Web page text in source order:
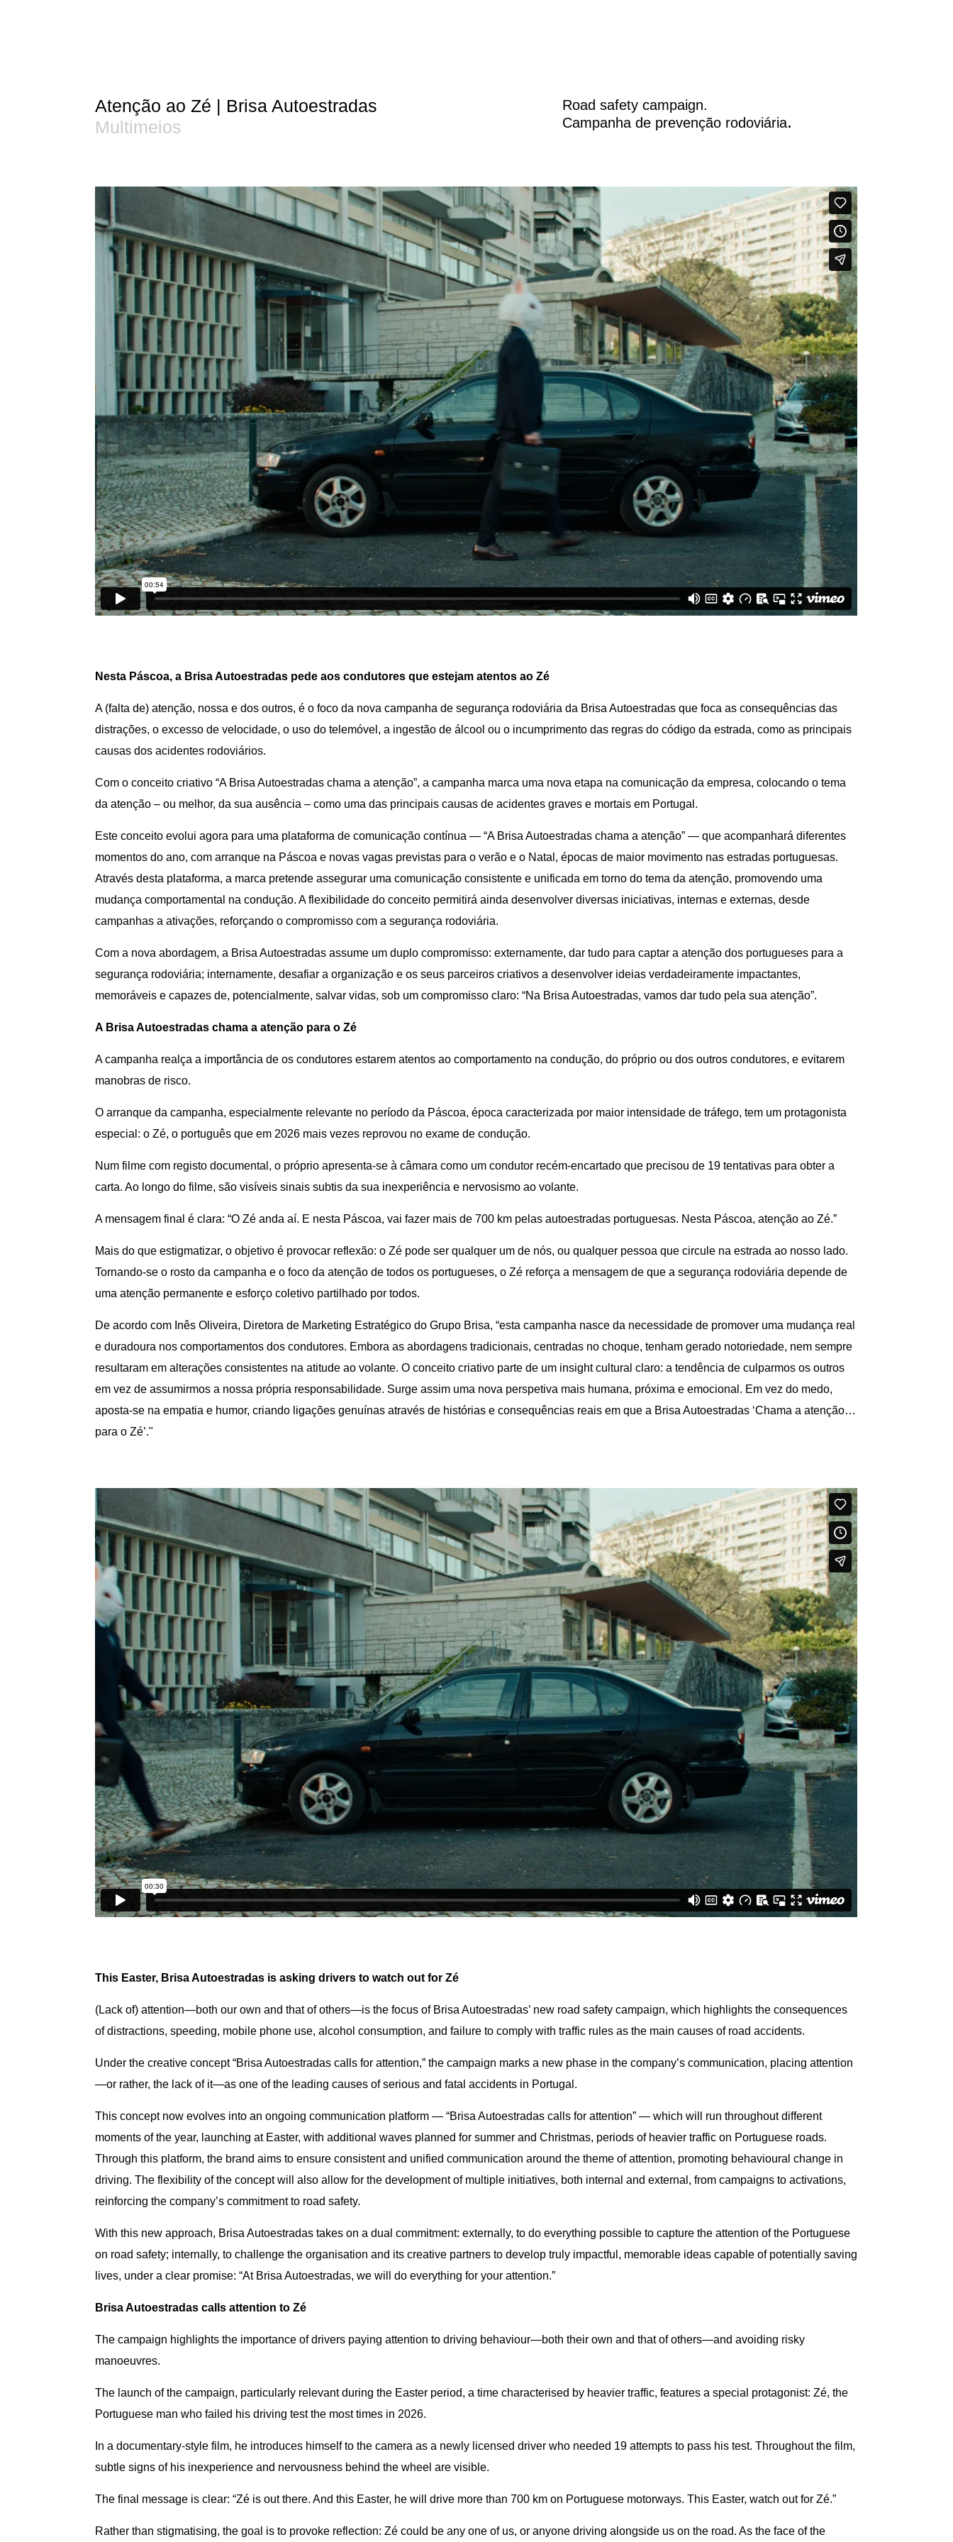
Atenção ao Zé | Brisa Autoestradas
Multimeios
Road safety campaign.
Campanha de prevenção rodoviária.
Nesta Páscoa, a Brisa Autoestradas pede aos condutores que estejam atentos ao Zé
A (falta de) atenção, nossa e dos outros, é o foco da nova campanha de segurança rodoviária da Brisa Autoestradas que foca as consequências das
distrações, o excesso de velocidade, o uso do telemóvel, a ingestão de álcool ou o incumprimento das regras do código da estrada, como as principais
causas dos acidentes rodoviários.
Com o conceito criativo “A Brisa Autoestradas chama a atenção”, a campanha marca uma nova etapa na comunicação da empresa, colocando o tema
da atenção – ou melhor, da sua ausência – como uma das principais causas de acidentes graves e mortais em Portugal.
Este conceito evolui agora para uma plataforma de comunicação contínua — “A Brisa Autoestradas chama a atenção” — que acompanhará diferentes
momentos do ano, com arranque na Páscoa e novas vagas previstas para o verão e o Natal, épocas de maior movimento nas estradas portuguesas.
Através desta plataforma, a marca pretende assegurar uma comunicação consistente e unificada em torno do tema da atenção, promovendo uma
mudança comportamental na condução. A flexibilidade do conceito permitirá ainda desenvolver diversas iniciativas, internas e externas, desde
campanhas a ativações, reforçando o compromisso com a segurança rodoviária.
Com a nova abordagem, a Brisa Autoestradas assume um duplo compromisso: externamente, dar tudo para captar a atenção dos portugueses para a
segurança rodoviária; internamente, desafiar a organização e os seus parceiros criativos a desenvolver ideias verdadeiramente impactantes,
memoráveis e capazes de, potencialmente, salvar vidas, sob um compromisso claro: “Na Brisa Autoestradas, vamos dar tudo pela sua atenção”.
A Brisa Autoestradas chama a atenção para o Zé
A campanha realça a importância de os condutores estarem atentos ao comportamento na condução, do próprio ou dos outros condutores, e evitarem
manobras de risco.
O arranque da campanha, especialmente relevante no período da Páscoa, época caracterizada por maior intensidade de tráfego, tem um protagonista
especial: o Zé, o português que em 2026 mais vezes reprovou no exame de condução.
Num filme com registo documental, o próprio apresenta-se à câmara como um condutor recém-encartado que precisou de 19 tentativas para obter a
carta. Ao longo do filme, são visíveis sinais subtis da sua inexperiência e nervosismo ao volante.
A mensagem final é clara: “O Zé anda aí. E nesta Páscoa, vai fazer mais de 700 km pelas autoestradas portuguesas. Nesta Páscoa, atenção ao Zé.”
Mais do que estigmatizar, o objetivo é provocar reflexão: o Zé pode ser qualquer um de nós, ou qualquer pessoa que circule na estrada ao nosso lado.
Tornando-se o rosto da campanha e o foco da atenção de todos os portugueses, o Zé reforça a mensagem de que a segurança rodoviária depende de
uma atenção permanente e esforço coletivo partilhado por todos.
De acordo com Inês Oliveira, Diretora de Marketing Estratégico do Grupo Brisa, “esta campanha nasce da necessidade de promover uma mudança real
e duradoura nos comportamentos dos condutores. Embora as abordagens tradicionais, centradas no choque, tenham gerado notoriedade, nem sempre
resultaram em alterações consistentes na atitude ao volante. O conceito criativo parte de um insight cultural claro: a tendência de culparmos os outros
em vez de assumirmos a nossa própria responsabilidade. Surge assim uma nova perspetiva mais humana, próxima e emocional. Em vez do medo,
aposta-se na empatia e humor, criando ligações genuínas através de histórias e consequências reais em que a Brisa Autoestradas ‘Chama a atenção…
para o Zé’."
This Easter, Brisa Autoestradas is asking drivers to watch out for Zé
(Lack of) attention—both our own and that of others—is the focus of Brisa Autoestradas’ new road safety campaign, which highlights the consequences
of distractions, speeding, mobile phone use, alcohol consumption, and failure to comply with traffic rules as the main causes of road accidents.
Under the creative concept “Brisa Autoestradas calls for attention,” the campaign marks a new phase in the company’s communication, placing attention
—or rather, the lack of it—as one of the leading causes of serious and fatal accidents in Portugal.
This concept now evolves into an ongoing communication platform — “Brisa Autoestradas calls for attention” — which will run throughout different
moments of the year, launching at Easter, with additional waves planned for summer and Christmas, periods of heavier traffic on Portuguese roads.
Through this platform, the brand aims to ensure consistent and unified communication around the theme of attention, promoting behavioural change in
driving. The flexibility of the concept will also allow for the development of multiple initiatives, both internal and external, from campaigns to activations,
reinforcing the company’s commitment to road safety.
With this new approach, Brisa Autoestradas takes on a dual commitment: externally, to do everything possible to capture the attention of the Portuguese
on road safety; internally, to challenge the organisation and its creative partners to develop truly impactful, memorable ideas capable of potentially saving
lives, under a clear promise: “At Brisa Autoestradas, we will do everything for your attention.”
Brisa Autoestradas calls attention to Zé
The campaign highlights the importance of drivers paying attention to driving behaviour—both their own and that of others—and avoiding risky
manoeuvres.
The launch of the campaign, particularly relevant during the Easter period, a time characterised by heavier traffic, features a special protagonist: Zé, the
Portuguese man who failed his driving test the most times in 2026.
In a documentary-style film, he introduces himself to the camera as a newly licensed driver who needed 19 attempts to pass his test. Throughout the film,
subtle signs of his inexperience and nervousness behind the wheel are visible.
The final message is clear: “Zé is out there. And this Easter, he will drive more than 700 km on Portuguese motorways. This Easter, watch out for Zé.”
Rather than stigmatising, the goal is to provoke reflection: Zé could be any one of us, or anyone driving alongside us on the road. As the face of the